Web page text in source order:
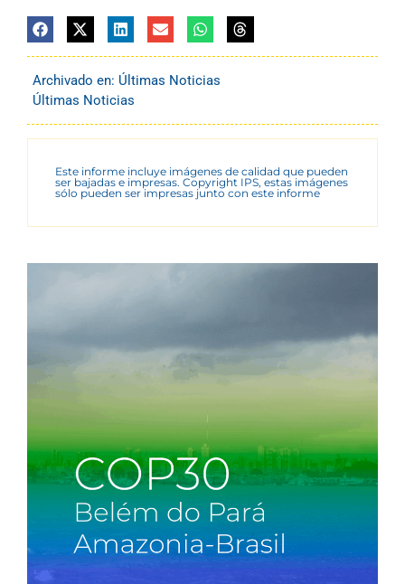
Archivado en: Últimas Noticias
Últimas Noticias
Este informe incluye imágenes de calidad que pueden
ser bajadas e impresas. Copyright IPS, estas imágenes
sólo pueden ser impresas junto con este informe